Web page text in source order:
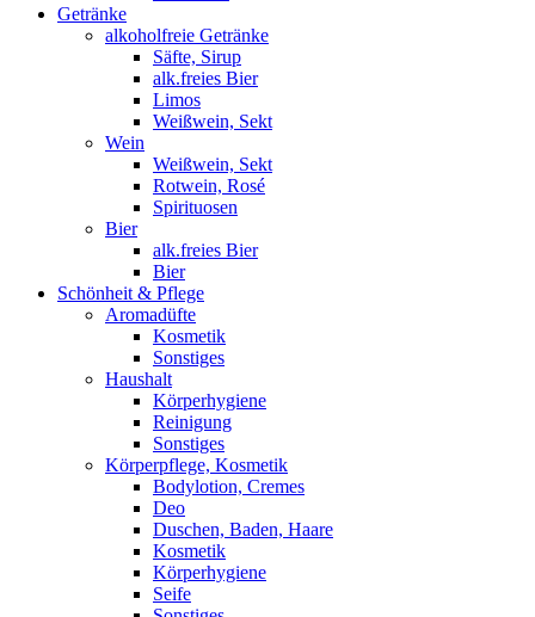
Getränke
alkoholfreie Getränke
Säfte, Sirup
alk.freies Bier
Limos
Weißwein, Sekt
Wein
Weißwein, Sekt
Rotwein, Rosé
Spirituosen
Bier
alk.freies Bier
Bier
Schönheit & Pflege
Aromadüfte
Kosmetik
Sonstiges
Haushalt
Körperhygiene
Reinigung
Sonstiges
Körperpflege, Kosmetik
Bodylotion, Cremes
Deo
Duschen, Baden, Haare
Kosmetik
Körperhygiene
Seife